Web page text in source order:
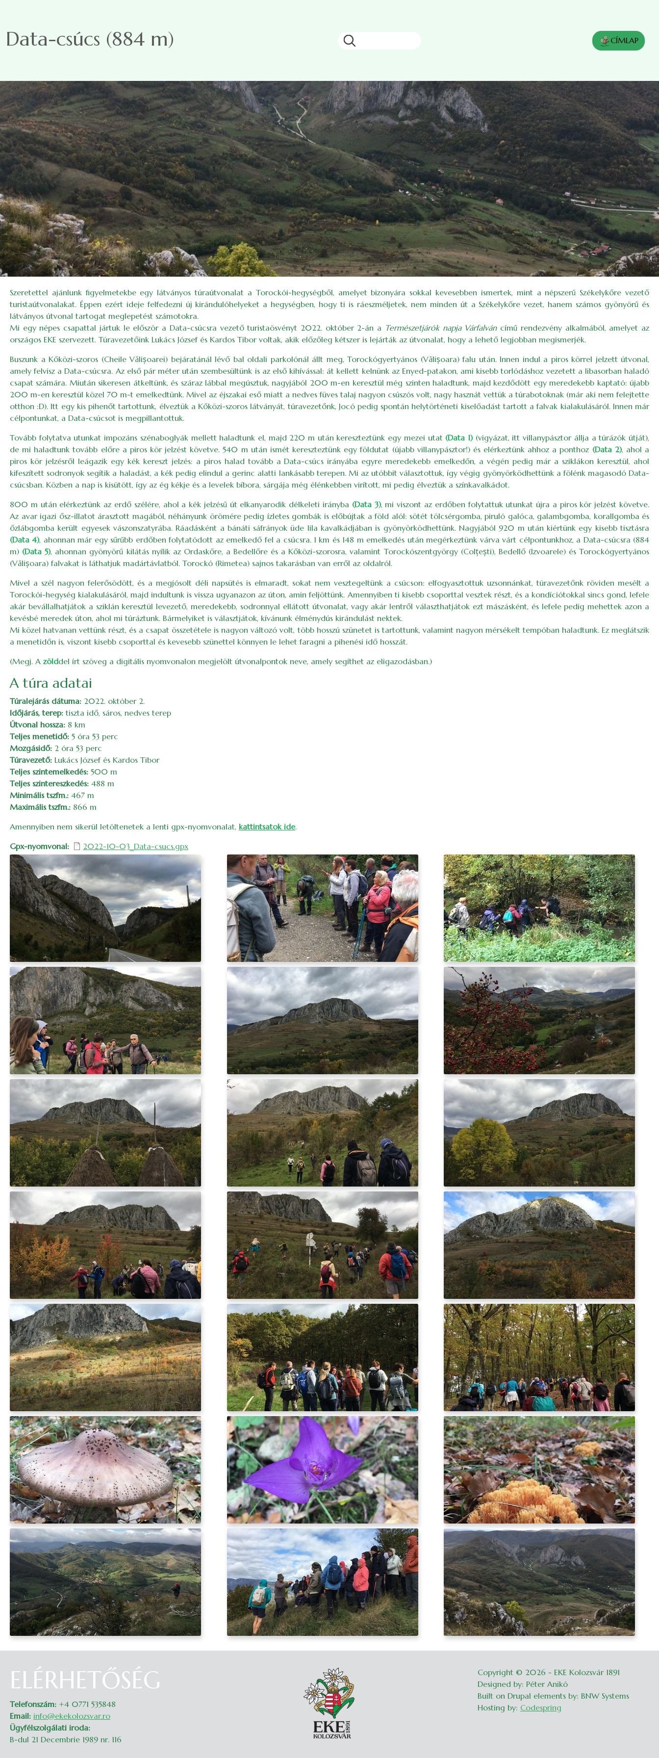
Data-csúcs (884 m) CÍMLAP
Szeretettel ajánlunk figyelmetekbe egy látványos túraútvonalat a Torockói-hegységből, amelyet bizonyára sokkal kevesebben ismertek, mint a népszerű Székelykőre vezető
turistaútvonalakat. Éppen ezért ideje felfedezni új kirándulóhelyeket a hegységben, hogy ti is ráeszméljetek, nem minden út a Székelykőre vezet, hanem számos gyönyörű és
látványos útvonal tartogat meglepetést számotokra.
Mi egy népes csapattal jártuk le először a Data-csúcsra vezető turistaösvényt 2022. október 2-án a Természetjárók napja Várfalváncímű rendezvény alkalmából, amelyet az
országos EKE szervezett. Túravezetőink Lukács József és Kardos Tibor voltak, akik előzőleg kétszer is lejárták az útvonalat, hogy a lehető legjobban megismerjék.
Buszunk a Kőközi-szoros (Cheile Vălișoarei) bejáratánál lévő bal oldali parkolónál állt meg, Torockógyertyános (Vălișoara) falu után. Innen indul a piros körrel jelzett útvonal,
amely felvisz a Data-csúcsra. Az első pár méter után szembesültünk is az első kihívással: át kellett kelnünk az Enyed-patakon, ami kisebb torlódáshoz vezetett a libasorban haladó
csapat számára. Miután sikeresen átkeltünk, és száraz lábbal megúsztuk, nagyjából 200 m-en keresztül még szinten haladtunk, majd kezdődött egy meredekebb kaptató: újabb
200 m-en keresztül közel 70 m-t emelkedtünk. Mivel az éjszakai eső miatt a nedves füves talaj nagyon csúszós volt, nagy hasznát vettük a túrabotoknak (már aki nem felejtette
otthon :D). Itt egy kis pihenőt tartottunk, élveztük a Kőközi-szoros látványát, túravezetőnk, Jocó pedig spontán helytörténeti kiselőadást tartott a falvak kialakulásáról. Innen már
célpontunkat, a Data-csúcsot is megpillantottuk.
Tovább folytatva utunkat impozáns szénaboglyák mellett haladtunk el, majd 220 m után kereszteztünk egy mezei utat (Data 1)(vigyázat, itt villanypásztor állja a túrázók útját),
de mi haladtunk tovább előre a piros kör jelzést követve. 540 m után ismét kereszteztünk egy földutat (újabb villanypásztor!) és elérkeztünk ahhoz a ponthoz (Data 2), ahol a
piros kör jelzésről leágazik egy kék kereszt jelzés: a piros halad tovább a Data-csúcs irányába egyre meredekebb emelkedőn, a végén pedig már a sziklákon keresztül, ahol
kifeszített sodronyok segítik a haladást, a kék pedig elindul a gerinc alatti lankásabb terepen. Mi az utóbbit választottuk, így végig gyönyörködhettünk a fölénk magasodó Data-
csúcsban. Közben a nap is kisütött, így az ég kékje és a levelek bíbora, sárgája még élénkebben virított, mi pedig élveztük a színkavalkádot.
800 m után elérkeztünk az erdő szélére, ahol a kék jelzésű út elkanyarodik délkeleti irányba (Data 3), mi viszont az erdőben folytattuk utunkat újra a piros kör jelzést követve.
Az avar igazi ősz-illatot árasztott magából, néhányunk örömére pedig ízletes gombák is előbújtak a föld alól: sötét tölcsérgomba, piruló galóca, galambgomba, korallgomba és
őzlábgomba került egyesek vászonszatyrába. Ráadásként a bánáti sáfrányok üde lila kavalkádjában is gyönyörködhettünk. Nagyjából 920 m után kiértünk egy kisebb tisztásra
(Data 4), ahonnan már egy sűrűbb erdőben folytatódott az emelkedő fel a csúcsra. 1 km és 148 m emelkedés után megérkeztünk várva várt célpontunkhoz, a Data-csúcsra (884
m) (Data 5), ahonnan gyönyörű kilátás nyílik az Ordaskőre, a Bedellőre és a Kőközi-szorosra, valamint Torockószentgyörgy (Colțești), Bedellő (Izvoarele) és Torockógyertyános
(Vălișoara) falvakat is láthatjuk madártávlatból. Torockó (Rimetea) sajnos takarásban van erről az oldalról.
Mivel a szél nagyon felerősödött, és a megjósolt déli napsütés is elmaradt, sokat nem vesztegeltünk a csúcson: elfogyasztottuk uzsonnánkat, túravezetőnk röviden mesélt a
Torockói-hegység kialakulásáról, majd indultunk is vissza ugyanazon az úton, amin feljöttünk. Amennyiben ti kisebb csoporttal vesztek részt, és a kondíciótokkal sincs gond, lefele
akár bevállalhatjátok a sziklán keresztül levezető, meredekebb, sodronnyal ellátott útvonalat, vagy akár lentről választhatjátok ezt mászásként, és lefele pedig mehettek azon a
kevésbé meredek úton, ahol mi túráztunk. Bármelyiket is választjátok, kívánunk élménydús kirándulást nektek.
Mi közel hatvanan vettünk részt, és a csapat összetétele is nagyon változó volt, több hosszú szünetet is tartottunk, valamint nagyon mérsékelt tempóban haladtunk. Ez meglátszik
a menetidőn is, viszont kisebb csoporttal és kevesebb szünettel könnyen le lehet faragni a pihenési idő hosszát.
(Megj. A zölddel írt szöveg a digitális nyomvonalon megjelölt útvonalpontok neve, amely segíthet az eligazodásban.)
A túra adatai
Túralejárás dátuma: 2022. október 2.
Időjárás, terep: tiszta idő, sáros, nedves terep
Útvonal hossza: 8 km
Teljes menetidő: 5 óra 53 perc
Mozgásidő: 2 óra 53 perc
Túravezető: Lukács József és Kardos Tibor
Teljes szintemelkedés: 500 m
Teljes szintereszkedés: 488 m
Minimális tszfm.: 467 m
Maximális tszfm.: 866 m
Amennyiben nem sikerül letöltenetek a lenti gpx-nyomvonalat, kattintsatok ide.
Gpx-nyomvonal
2022-10-03_Data-csucs.gpx
ELÉRHETŐSÉG
Telefonszám: +4 0771 535848
Email: info@ekekolozsvar.ro
Ügyfélszolgálati iroda:
B-dul 21 Decembrie 1989 nr. 116
Copyright © 2026 - EKE Kolozsvár 1891
Designed by: Péter Anikó
Built on Drupal elements by: BNW Systems
Hosting by: Codespring